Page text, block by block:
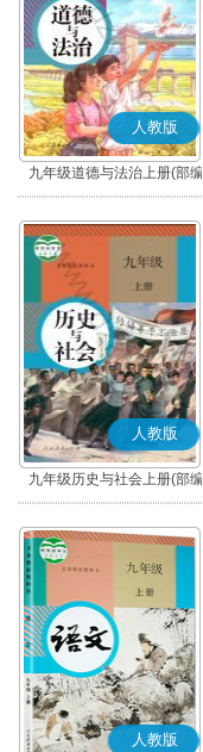
人教版
九年级道德与法治上册(部编
版)
人教版
九年级历史与社会上册(部编
版)
人教版